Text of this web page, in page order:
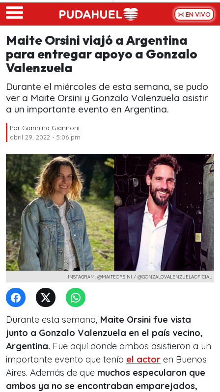
Skip to main content
EN VIVO
Maite Orsini viajó a Argentina
para entregar apoyo a Gonzalo
Valenzuela
Durante el miércoles de esta semana, se pudo
ver a Maite Orsini y Gonzalo Valenzuela asistir
a un importante evento en Argentina.
Por Giannina Giannoni
abril 29, 2022 - 5:06 pm
INSTAGRAM: @MAITEORSINI / @GONZALOVALENZUELAOFICIAL
Durante esta semana, Maite Orsini fue vista
junto a Gonzalo Valenzuela en el país vecino,
Argentina. Fue aquí donde ambos asistieron a un
importante evento que tenía el actor en Buenos
Aires. Además de que muchos especularon que
ambos ya no se encontraban emparejados,